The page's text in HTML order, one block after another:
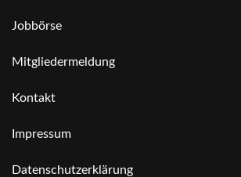
Jobbörse
Mitgliedermeldung
Kontakt
Impressum
Datenschutzerklärung